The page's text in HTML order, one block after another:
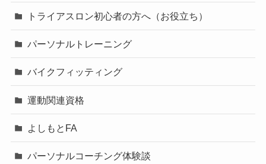
トライアスロン初心者の方へ（お役立ち）
パーソナルトレーニング
バイクフィッティング
運動関連資格
よしもとFA
パーソナルコーチング体験談